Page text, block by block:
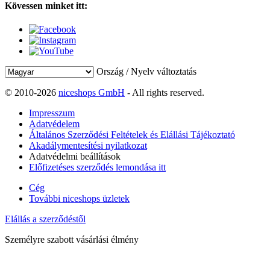
Kövessen minket itt:
Ország / Nyelv változtatás
© 2010-2026 niceshops GmbH - All rights reserved.
Impresszum
Adatvédelem
Általános Szerződési Feltételek és Elállási Tájékoztató
Akadálymentesítési nyilatkozat
Adatvédelmi beállítások
Előfizetéses szerződés lemondása itt
Cég
További niceshops üzletek
Elállás a szerződéstől
Személyre szabott vásárlási élmény